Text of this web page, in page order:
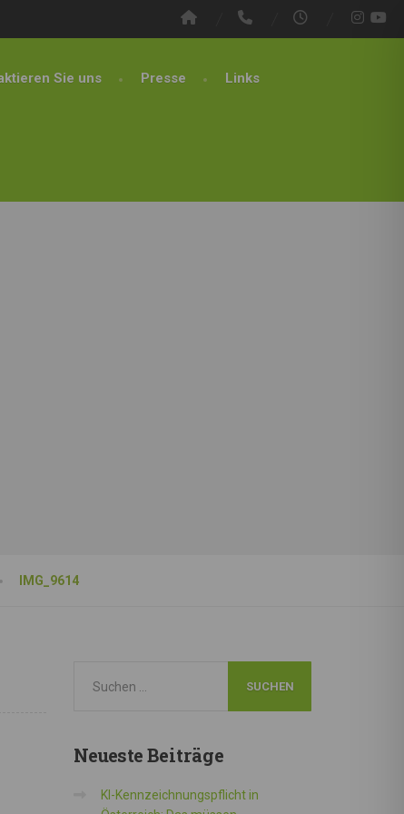
Sie uns Presse Links
IMG_9614
NeuesteBeiträge
KI-Kennzeichnungspflicht in